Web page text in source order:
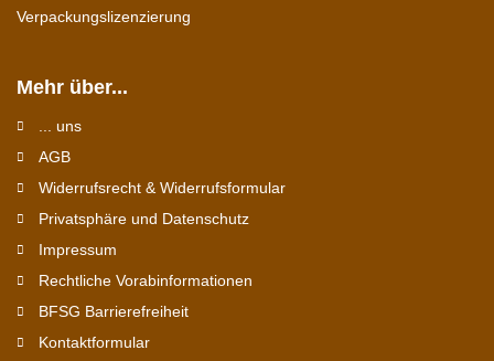
Verpackungslizenzierung
Mehr über...
... uns
AGB
Widerrufsrecht & Widerrufsformular
Privatsphäre und Datenschutz
Impressum
Rechtliche Vorabinformationen
BFSG Barrierefreiheit
Kontaktformular